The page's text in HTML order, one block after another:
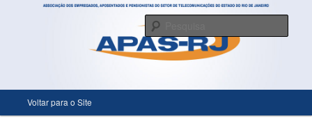
Só mais um site WordPress
Pular para o conteúdo principal
Pular para o conteúdo secundário
Voltar para o Site